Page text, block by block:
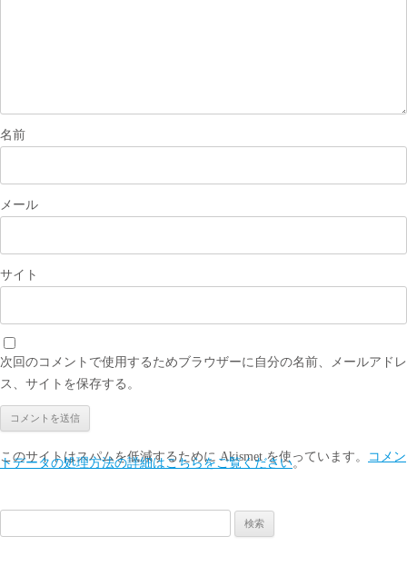
名前
メール
サイト
次回のコメントで使用するためブラウザーに自分の名前、メールアドレ
ス、サイトを保存する。
このサイトはスパムを低減するために Akismet を使っています。 コメン
トデータの処理方法の詳細はこちらをご覧ください。
索: